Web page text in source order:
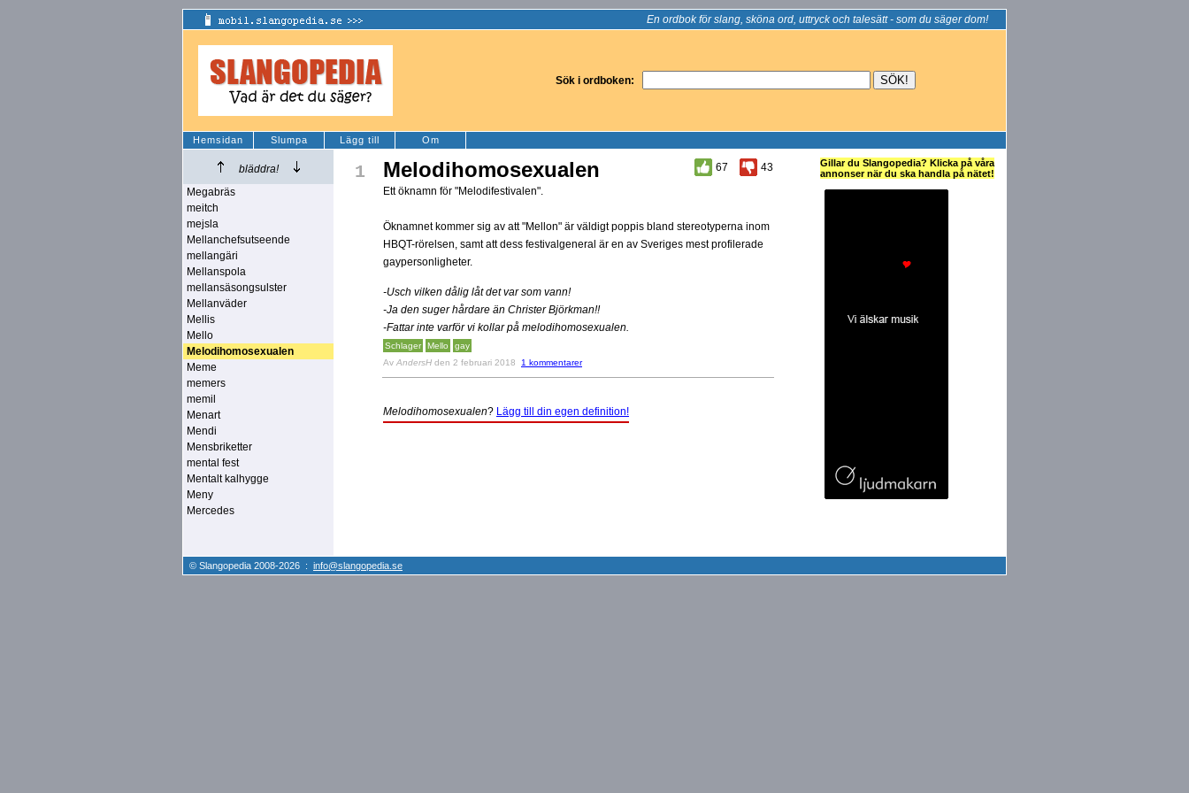
En ordbok för slang, sköna ord, uttryck och talesätt - som du säger dom!
Sök i ordboken:
Hemsidan Slumpa Lägg till Om
bläddra!
Megabräs
meitch
mejsla
Mellanchefsutseende
mellangäri
Mellanspola
mellansäsongsulster
Mellanväder
Mellis
Mello
Melodihomosexualen
Meme
memers
memil
Menart
Mendi
Mensbriketter
mental fest
Mentalt kalhygge
Meny
Mercedes
1 Melodihomosexualen 67
43
Ett öknamn för "Melodifestivalen".
Öknamnet kommer sig av att "Mellon" är väldigt poppis bland stereotyperna inom
HBQT-rörelsen, samt att dess festivalgeneral är en av Sveriges mest profilerade
gaypersonligheter.
-Usch vilken dålig låt det var som vann!
-Ja den suger hårdare än Christer Björkman!!
-Fattar inte varför vi kollar på melodihomosexualen.
Schlager Mello
gay
Av AndersH den 2 februari 2018 1 kommentarer
Melodihomosexualen? Lägg till din egen definition!
Gillar du Slangopedia? Klicka på våra
annonser när du ska handla på nätet!
© Slangopedia 2008-2026 : info@slangopedia.se